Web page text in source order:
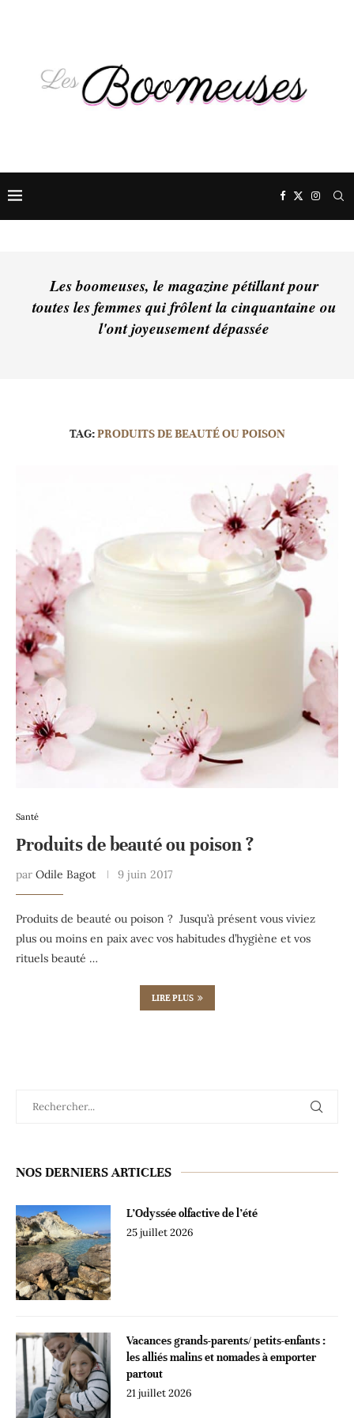
Les boomeuses, le magazine pétillant pour
toutes les femmes qui frôlent la cinquantaine ou
l'ont joyeusement dépassée
TAG:PRODUITS DE BEAUTÉ OU POISON
Santé
Produits de beauté ou poison ?
par Odile Bagot 9 juin 2017
Produits de beauté ou poison ? Jusqu’à présent vous viviez
plus ou moins en paix avec vos habitudes d’hygiène et vos
rituels beauté …
LIRE PLUS
NOS DERNIERS ARTICLES
L’Odyssée olfactive de l’été
25 juillet 2026
Vacances grands-parents/ petits-enfants :
les alliés malins et nomades à emporter
partout
21 juillet 2026